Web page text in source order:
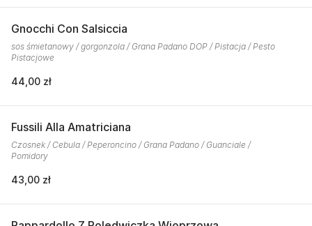
Gnocchi Con Salsiccia
sos śmietanowy / gorgonzola / Grana Padano DOP / Pistacja / Pesto
Pistacjowe
44,00 zł
Fussili Alla Amatriciana
Czosnek / Cebula / Peperoncino / Grana Padano / Guanciale /
Pomidory
43,00 zł